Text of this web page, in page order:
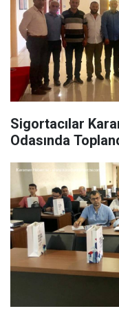
Sigortacılar
Odasında